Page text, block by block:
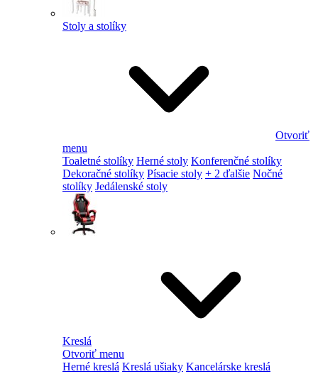
Stoly a stolíky
Otvoriť
menu
Toaletné stolíky Herné stoly Konferenčné stolíky
Dekoračné stolíky Písacie stoly + 2 ďalšie Nočné
stolíky Jedálenské stoly
Kreslá
Otvoriť menu
Herné kreslá Kreslá ušiaky Kancelárske kreslá